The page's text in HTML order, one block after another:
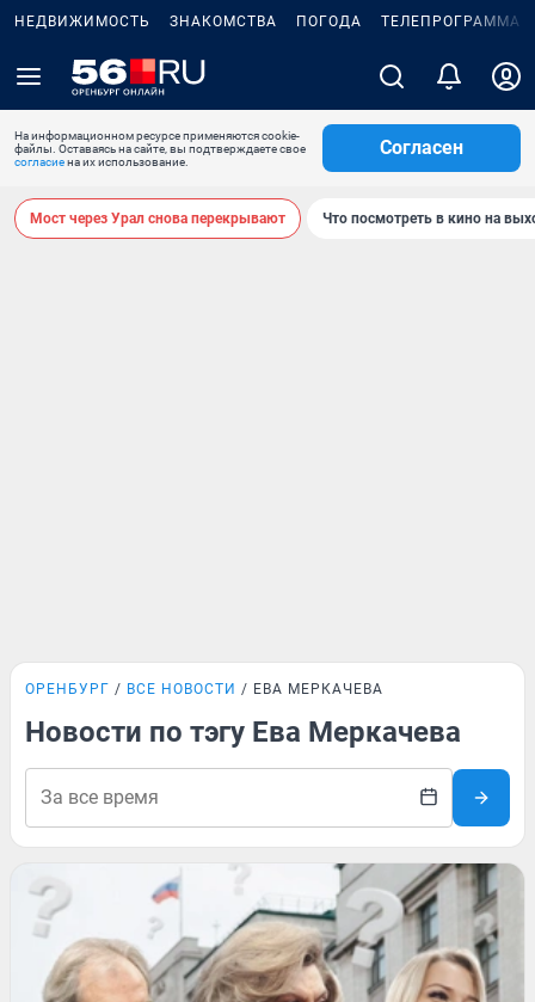
НЕДВИЖИМОСТЬ ЗНАКОМСТВА ПОГОДА ТЕЛЕПРОГРАММА
На информационном ресурсе применяются cookie-
файлы. Оставаясь на сайте, вы подтверждаете свое
согласиена их использование.
Согласен
Мост через Урал снова перекрывают Что посмотреть в кино на
ОРЕНБУРГ ВСЕ НОВОСТИ ЕВА МЕРКАЧЕВА
Новости по тэгу Ева Меркачева